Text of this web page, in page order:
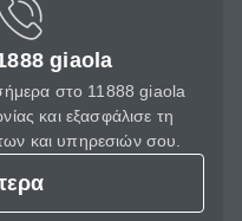
giaola
στο 11888 giaola
και εξασφάλισε τη
και υπηρεσιών σου.